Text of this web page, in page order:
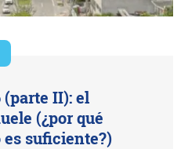
(parte II): el
(¿por qué
es suficiente?)